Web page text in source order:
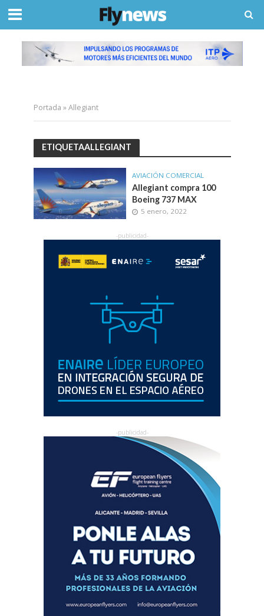
Portada »Allegiant
ETIQUETAALLEGIANT
AVIACIÓN COMERCIAL
Allegiant compra 100
Boeing 737 MAX
5 enero, 2022